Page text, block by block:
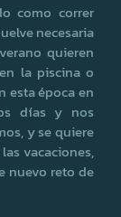
como correr
necesaria
quieren
la piscina o
esta época en
días y nos
y se quiere
vacaciones,
nuevo reto de